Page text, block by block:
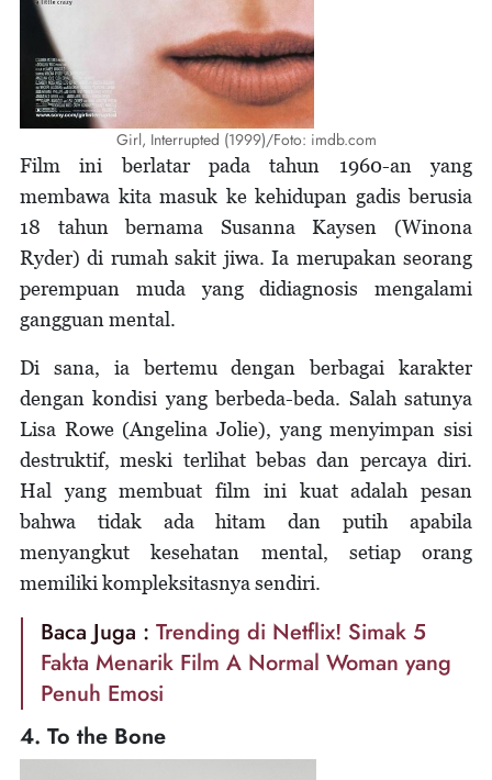
Girl, Interrupted (1999)/Foto: imdb.com
Film ini berlatar pada tahun 1960-an yang
membawa kita masuk ke kehidupan gadis berusia
18 tahun bernama Susanna Kaysen (Winona
Ryder) di rumah sakit jiwa. Ia merupakan seorang
perempuan muda yang didiagnosis mengalami
gangguan mental.
Di sana, ia bertemu dengan berbagai karakter
dengan kondisi yang berbeda-beda. Salah satunya
Lisa Rowe (Angelina Jolie), yang menyimpan sisi
destruktif, meski terlihat bebas dan percaya diri.
Hal yang membuat film ini kuat adalah pesan
bahwa tidak ada hitam dan putih apabila
menyangkut kesehatan mental, setiap orang
memiliki kompleksitasnya sendiri.
Baca Juga : Trending di Netflix! Simak 5
Fakta Menarik Film A Normal Woman yang
Penuh Emosi
4. To the Bone